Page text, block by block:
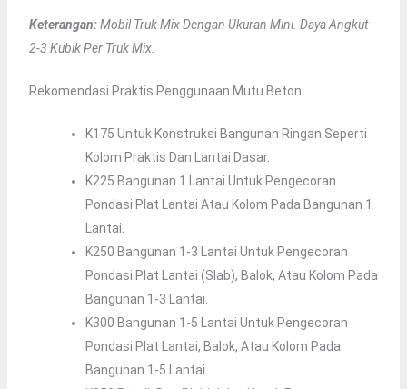
Keterangan:Mobil Truk Mix Dengan Ukuran Mini. Daya Angkut
2-3 Kubik Per Truk Mix.
Rekomendasi Praktis Penggunaan Mutu Beton
K175 Untuk Konstruksi Bangunan Ringan Seperti
Kolom Praktis Dan Lantai Dasar.
K225 Bangunan 1 Lantai Untuk Pengecoran
Pondasi Plat Lantai Atau Kolom Pada Bangunan 1
Lantai.
K250 Bangunan 1-3 Lantai Untuk Pengecoran
Pondasi Plat Lantai (slab), Balok, Atau Kolom Pada
Bangunan 1-3 Lantai.
K300 Bangunan 1-5 Lantai Untuk Pengecoran
Pondasi Plat Lantai, Balok, Atau Kolom Pada
Bangunan 1-5 Lantai.